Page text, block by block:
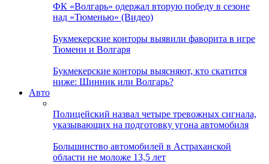
ФК «Волгарь» одержал вторую победу в сезоне
над «Тюменью» (Видео)
Букмекерские конторы выявили фаворита в игре
Тюмени и Волгаря
Букмекерские конторы выясняют, кто скатится
ниже: Шинник или Волгарь?
Авто
Полицейский назвал четыре тревожных сигнала,
указывающих на подготовку угона автомобиля
Большинство автомобилей в Астраханской
области не моложе 13,5 лет